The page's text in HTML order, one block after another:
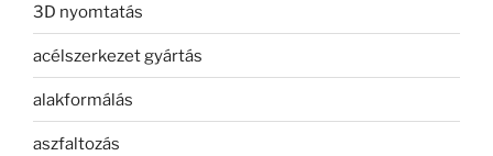
3D nyomtatás
acélszerkezet gyártás
alakformálás
aszfaltozás